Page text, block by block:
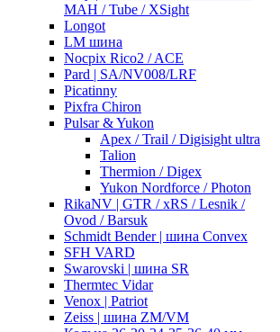
MAH / Tube / XSight
Longot
LM шина
Nocpix Rico2 / ACE
Pard | SA/NV008/LRF
Picatinny
Pixfra Chiron
Pulsar & Yukon
Apex / Trail / Digisight ultra
Talion
Thermion / Digex
Yukon Nordforce / Photon
RikaNV | GTR / xRS / Lesnik /
Ovod / Barsuk
Schmidt Bender | шина Convex
SFH VARD
Swarovski | шина SR
Thermtec Vidar
Venox | Patriot
Zeiss | шина ZM/VM